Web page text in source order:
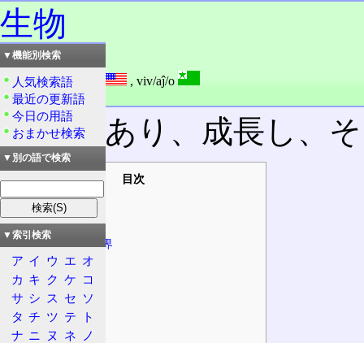
生物
読み：せいぶつ
外語：creature , viv/aĵ/o
品詞：名詞
生命があり、成長し、
目次
概要
定義
非生物との境界
物との境界
特徴
三大機能
歴史
▼機能別検索
人気検索語
最近の更新語
今日の用語
おまかせ検索
▼別の語で検索
▼索引検索
ア イ ウ エ オ
カ キ ク ケ コ
サ シ ス セ ソ
タ チ ツ テ
ト
ナ ニ ヌ ネ
ノ